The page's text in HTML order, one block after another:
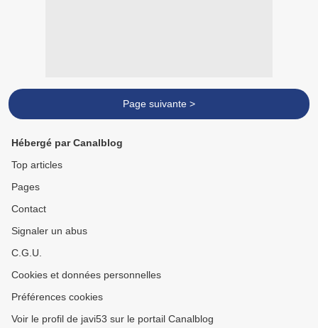
Page suivante >
Hébergé par Canalblog
Top articles
Pages
Contact
Signaler un abus
C.G.U.
Cookies et données personnelles
Préférences cookies
Voir le profil de javi53 sur le portail Canalblog